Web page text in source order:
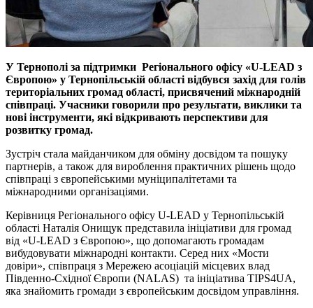
У Тернополі за підтримки Регіонального офісу «U-LEAD з
Європою» у Тернопільській області відбувся захід для голів
територіальних громад області, присвячений міжнародній
співпраці. Учасники говорили про результати, виклики та
нові інструменти, які відкривають перспективи для
розвитку громад.
Зустріч стала майданчиком для обміну досвідом та пошуку
партнерів, а також для вироблення практичних рішень щодо
співпраці з європейськими муніципалітетами та
міжнародними організаціями.
Керівниця Регіонального офісу U-LEAD у Тернопільській
області Наталія Онищук представила ініціативи для громад
від «U-LEAD з Європою», що допомагають громадам
вибудовувати міжнародні контакти. Серед них «Мости
довіри», співпраця з Мережею асоціацій місцевих влад
Південно-Східної Європи (NALAS) та ініціатива TIPS4UA,
яка знайомить громади з європейським досвідом управління.